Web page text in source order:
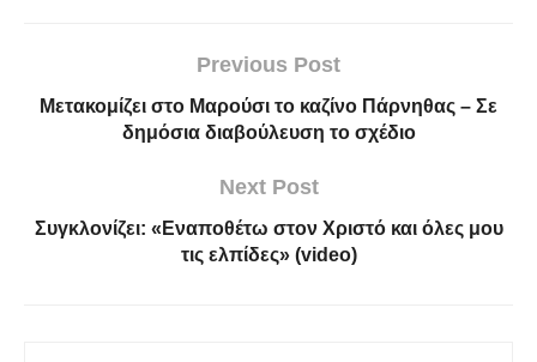
Previous Post
Μετακομίζει στο Μαρούσι το καζίνο Πάρνηθας – Σε
δημόσια διαβούλευση το σχέδιο
Next Post
Συγκλονίζει: «Εναποθέτω στον Χριστό και όλες μου
τις ελπίδες» (video)